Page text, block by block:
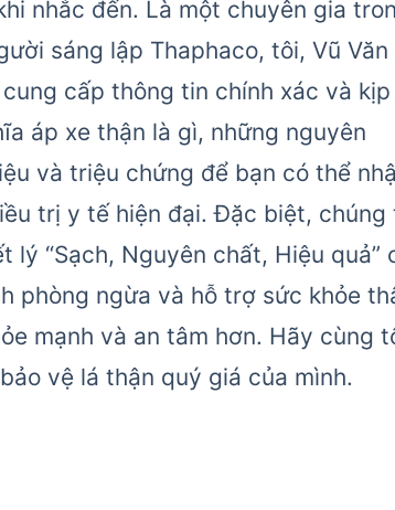
nhắc đến. Là một chuyên gia
sáng lập Thaphaco, tôi, Vũ Văn
cấp thông tin chính xác và kịp
áp xe thận là gì, những nguyên
và triệu chứng để bạn có thể
trị y tế hiện đại. Đặc biệt, chúng
“Sạch, Nguyên chất, Hiệu quả”
phòng ngừa và hỗ trợ sức khỏe
mạnh và an tâm hơn. Hãy cùng
vệ lá thận quý giá của mình.